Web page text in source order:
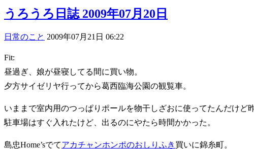
うろうろ日誌 2009年07月20日
日常のこと 2009年07月21日 06:22
Fit:
昼過ぎ、娘が昼寝してる間に買い物。
夕方サイゼリヤ行ってから葛西臨海公園の観覧車。
いままで室内用のつっぱりポールを物干しざおに使ってたんだけど
駐車場はすぐ入れたけど、出るのにやたら時間かかった。
島忠Home’sでてアカチャンホンポのおしりふき 買いに錦糸町。